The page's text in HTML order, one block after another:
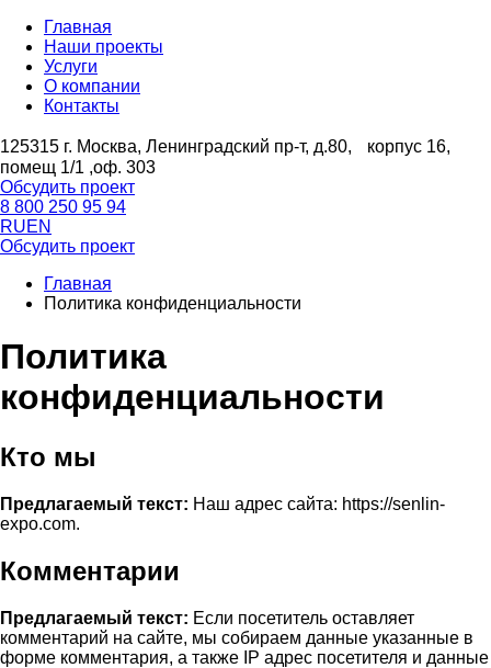
Главная
Наши проекты
Услуги
О компании
Контакты
125315 г. Москва, Ленинградский пр-т, д.80, корпус 16,
помещ 1/1 ,оф. 303
Обсудить проект
8 800 250 95 94
RUEN
Обсудить проект
Главная
Политика конфиденциальности
Политика
конфиденциальности
Кто мы
Предлагаемый текст: Наш адрес сайта: https://senlin-
expo.com.
Комментарии
Предлагаемый текст: Если посетитель оставляет
комментарий на сайте, мы собираем данные указанные в
форме комментария, а также IP адрес посетителя и данные